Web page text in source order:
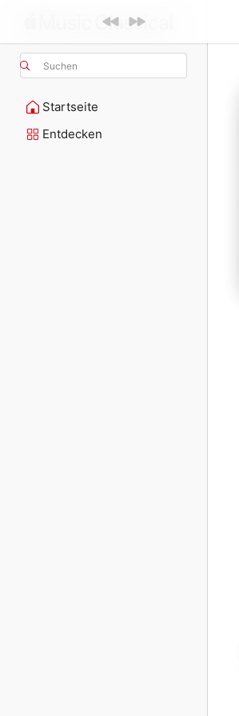
Suchen
Startseite
Entdecken